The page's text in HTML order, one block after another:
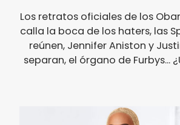
Los retratos oficiales de los
calla la boca de los haters, las
reúnen, Jennifer Aniston y
separan, el órgano de Furbys...